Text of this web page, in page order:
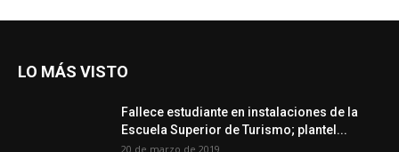
LO MÁS VISTO
Fallece estudiante en instalaciones de la
Escuela Superior de Turismo; plantel...
20 de marzo de 2019